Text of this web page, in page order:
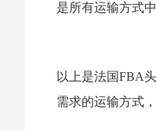
是所有运输方式
以上是法国FBA
需求的运输方式